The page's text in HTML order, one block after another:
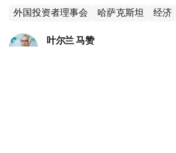
外国投资者理事会 哈萨克斯坦 经济
叶尔兰 马赞